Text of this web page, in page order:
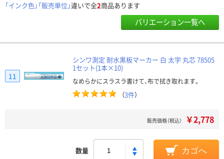
「インク色」「販売単位」違いで全2商品あります
バリエーション一覧へ
シンワ測定 耐水黒板マーカー 白 太字 丸芯 78505
1セット(1本×10)
なめらかにスラスラ書けて、布で拭き取れます。
（3件）
11
販売価格（税込） ￥2,778
数量 カゴへ